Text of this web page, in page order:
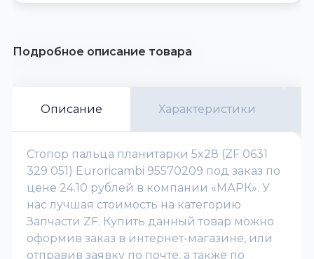
Подробное описание товара
Описание Характеристики
Стопор пальца планитарки 5x28 (ZF 0631
329 051) Euroricambi 95570209 под заказ по
цене 24.10 рублей в компании «МАРК». У
нас лучшая стоимость на категорию
Запчасти ZF. Купить данный товар можно
оформив заказ в интернет-магазине, или
отправив заявку по почте, а также по